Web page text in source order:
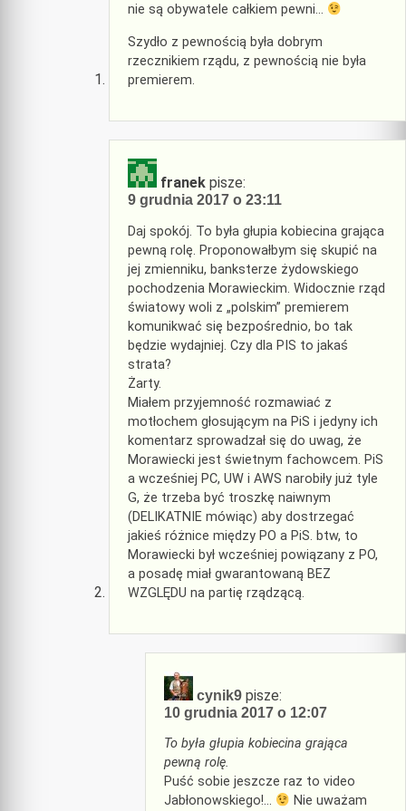
nie są obywatele całkiem pewni…
Szydło z pewnością była dobrym
rzecznikiem rządu, z pewnością nie była
premierem.
franek pisze:
9 grudnia 2017 o 23:11
Daj spokój. To była głupia kobiecina grająca
pewną rolę. Proponowałbym się skupić na
jej zmienniku, banksterze żydowskiego
pochodzenia Morawieckim. Widocznie rząd
światowy woli z „polskim” premierem
komunikwać się bezpośrednio, bo tak
będzie wydajniej. Czy dla PIS to jakaś
strata?
Żarty.
Miałem przyjemność rozmawiać z
motłochem głosującym na PiS i jedyny ich
komentarz sprowadzał się do uwag, że
Morawiecki jest świetnym fachowcem. PiS
a wcześniej PC, UW i AWS narobiły już tyle
G, że trzeba być troszkę naiwnym
(DELIKATNIE mówiąc) aby dostrzegać
jakieś różnice między PO a PiS. btw, to
Morawiecki był wcześniej powiązany z PO,
a posadę miał gwarantowaną BEZ
WZGLĘDU na partię rządzącą.
cynik9 pisze:
10 grudnia 2017 o 12:07
To była głupia kobiecina grająca
pewną rolę.
Puść sobie jeszcze raz to video
Jabłonowskiego!…
Nie uważam